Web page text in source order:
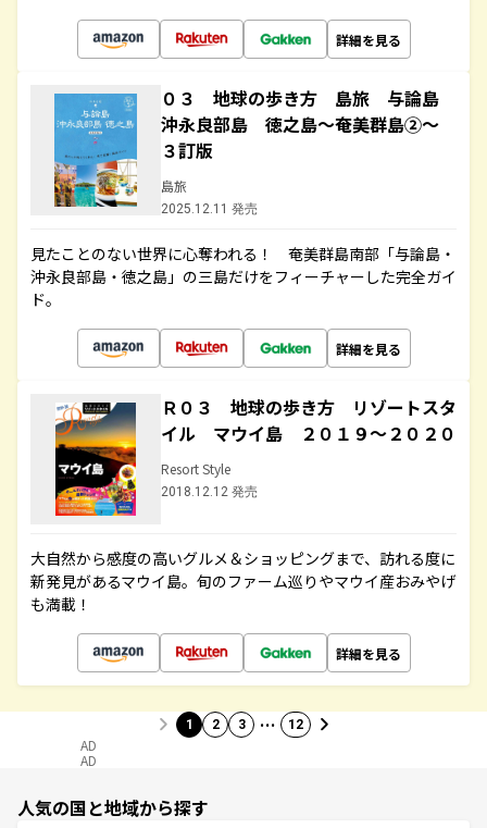
詳細を見る
０３ 地球の歩き方 島旅 与論島
沖永良部島 徳之島～奄美群島②～
３訂版
島旅
2025.12.11 発売
見たことのない世界に心奪われる！ 奄美群島南部「与論島・
沖永良部島・徳之島」の三島だけをフィーチャーした完全ガイ
ド。
詳細を見る
Ｒ０３ 地球の歩き方 リゾートスタ
イル マウイ島 ２０１９～２０２０
Resort Style
2018.12.12 発売
大自然から感度の高いグルメ＆ショッピングまで、訪れる度に
新発見があるマウイ島。旬のファーム巡りやマウイ産おみやげ
も満載！
詳細を見る
1 2 3 … 12
AD
AD
人気の国と地域から探す